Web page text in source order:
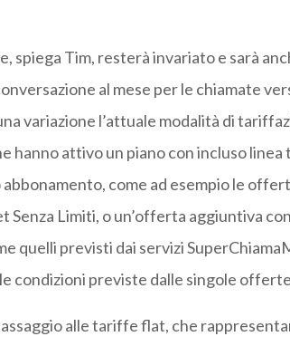
spiega Tim, resterà invariato e sarà
al mese per le chiamate
variazione l’attuale modalità di
hanno attivo un piano con incluso
come ad esempio le
Senza Limiti, o un’offerta aggiuntiva
quelli previsti dai servizi
condizioni previste dalle singole
alle tariffe flat, che